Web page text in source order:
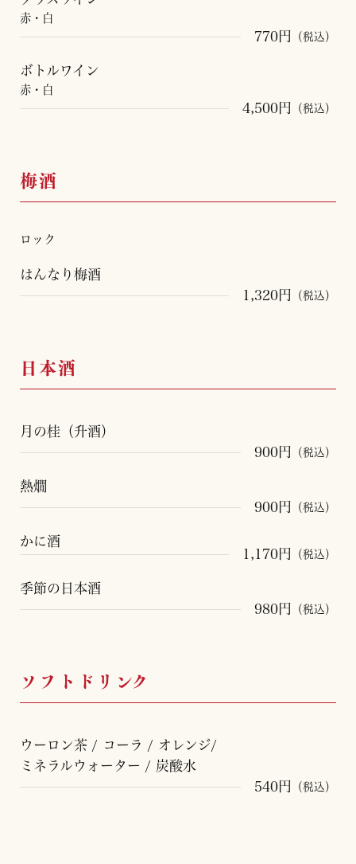
赤・白
770円 （税込）
ボトルワイン
赤・白
4,500円 （税込）
梅酒
ロック
はんなり梅酒
1,320円
（税込）
日本酒
月の桂（升酒）
900円
（税込）
熱燗
900円
（税込）
かに酒
1,170円
（税込）
季節の日本酒
980円
（税込）
ソフトドリンク
ウーロン茶 / コーラ / オレンジ/
ミネラルウォーター / 炭酸水
540円
（税込）